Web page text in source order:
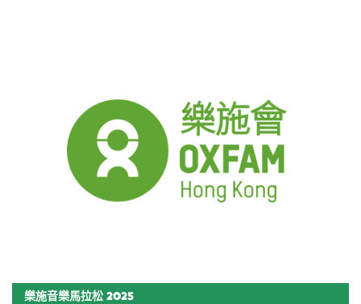
樂施音樂馬拉松 2025